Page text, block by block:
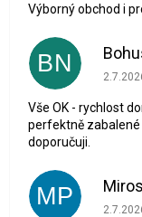
Výborný obchod i
BN
Vše OK - rychlost
perfektně zabalené
doporučuji.
MP